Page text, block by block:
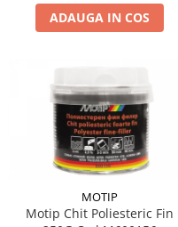
Intretinere echipament moto
Accesorii moto
Antifurt
Genti bagaje moto
Huse moto
Suporti si placi prindere
ADAUGA IN COS
MOTIP
Motip Chit Poliesteric Fin